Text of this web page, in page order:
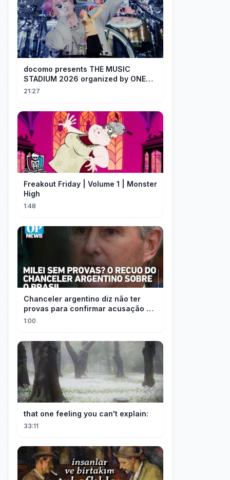
docomo presents THE MUSIC
STADIUM 2026 organized by ONE
OK ROCK [Recap]
21:27
Freakout Friday | Volume 1 | Monster
High
1:48
Chanceler argentino diz não ter
provas para confirmar acusação de
Milei contra Brasil | OP News
1:00
that one feeling you can't explain:
33:11